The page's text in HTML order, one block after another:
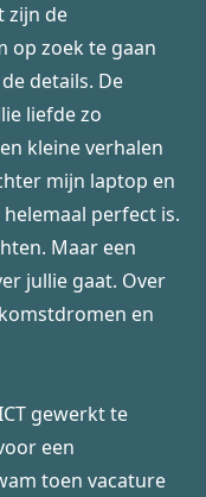
zijn de
op zoek te gaan
details. De
liefde zo
kleine verhalen
mijn laptop en
perfect is.
Maar een
jullie gaat. Over
en
gewerkt te
een
toen vacature